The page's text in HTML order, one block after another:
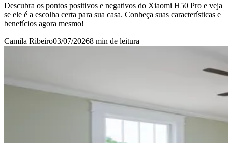
Descubra os pontos positivos e negativos do Xiaomi H50 Pro e veja
se ele é a escolha certa para sua casa. Conheça suas características e
benefícios agora mesmo!
Camila Ribeiro03/07/20268 min de leitura